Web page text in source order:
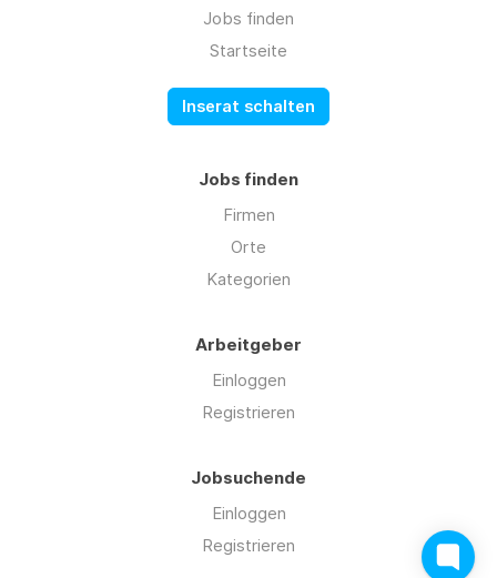
Jobs finden
Startseite
Inserat schalten
Jobs finden
Firmen
Orte
Kategorien
Arbeitgeber
Einloggen
Registrieren
Jobsuchende
Einloggen
Registrieren